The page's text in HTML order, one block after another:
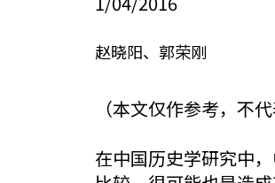
赵晓阳、郭荣刚
（本文仅作参考，不
在中国历史学研究中